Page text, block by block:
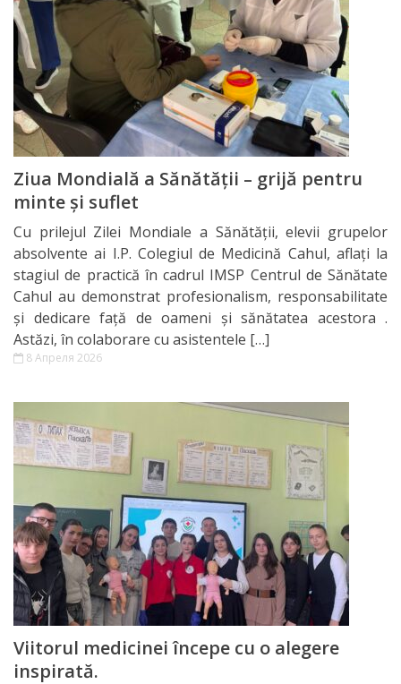
Ziua Mondială a Sănătății – grijă pentru
minte și suflet
Cu prilejul Zilei Mondiale a Sănătății, elevii grupelor
absolvente ai I.P. Colegiul de Medicină Cahul, aflați la
stagiul de practică în cadrul IMSP Centrul de Sănătate
Cahul au demonstrat profesionalism, responsabilitate
și dedicare față de oameni și sănătatea acestora .
Astăzi, în colaborare cu asistentele […]
8 Апреля 2026
Viitorul medicinei începe cu o alegere
inspirată.